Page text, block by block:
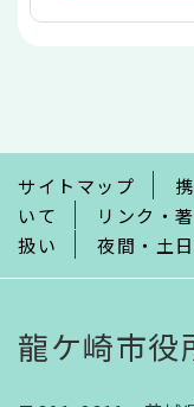
で
サイトマップ
いて
リンク・
扱い
夜間・土
龍ケ崎市役